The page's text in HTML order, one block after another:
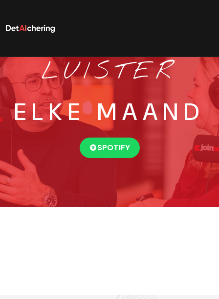
LUISTER
ELKE MAAND
SPOTIFY